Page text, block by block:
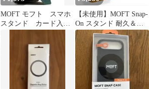
MOFT モフト スマホ
スタンド カード入
ング 横置き よこ
【未使用】MOFT Snap-
On スタンド 耐久＆磁
力強化版イエロー